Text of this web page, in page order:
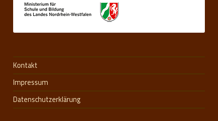
L
K
o
B
Kontakt
Impressum
Datenschutzerklärung